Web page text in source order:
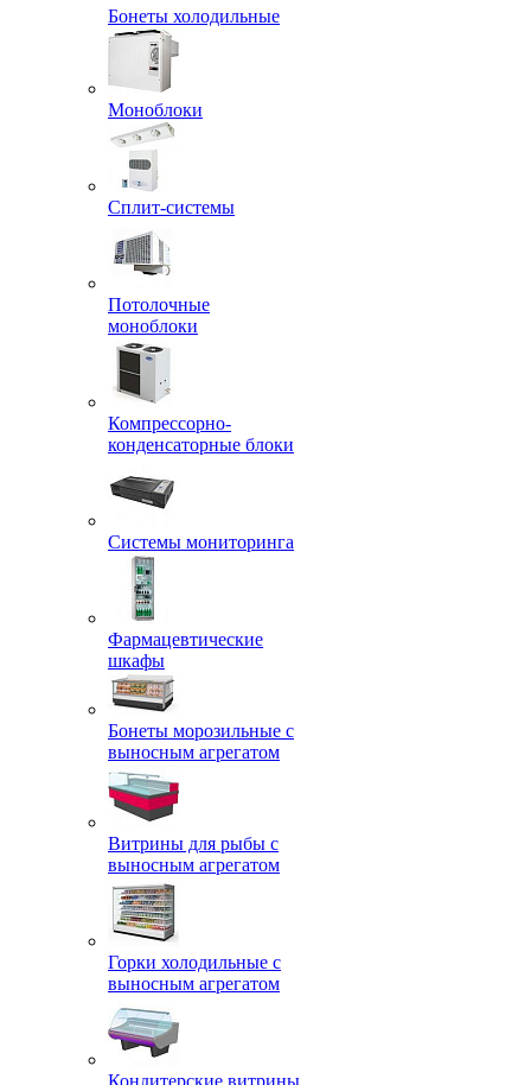
Бонеты холодильные
Моноблоки
Сплит-системы
Потолочные
моноблоки
Компрессорно-
конденсаторные блоки
Системы мониторинга
Фармацевтические
шкафы
Бонеты морозильные с
выносным агрегатом
Витрины для рыбы с
выносным агрегатом
Горки холодильные с
выносным агрегатом
Кондитерские витрины